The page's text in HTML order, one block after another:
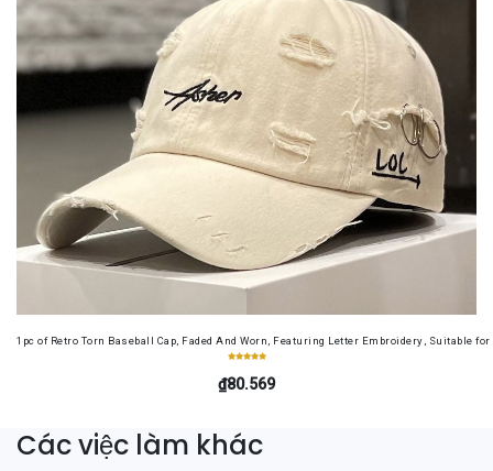
1pc of Retro Torn Baseball Cap, Faded And Worn, Featuring Letter Embroidery, Suitable
₫80.569
Các việc làm khác